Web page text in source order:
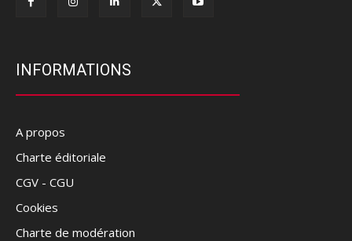
INFORMATIONS
A propos
Charte éditoriale
CGV - CGU
Cookies
Charte de modération